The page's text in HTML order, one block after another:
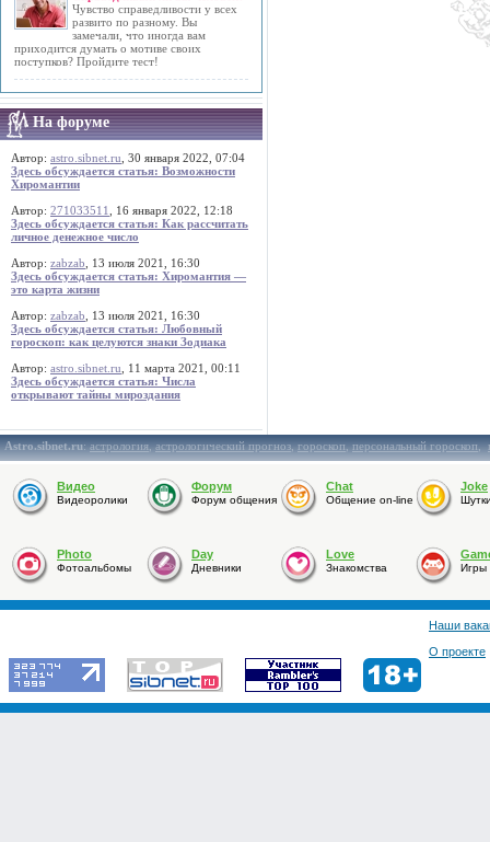
Чувство справедливости у всех
развито по разному. Вы
замечали, что иногда вам
приходится думать о мотиве своих
поступков? Пройдите тест!
На форуме
Автор: astro.sibnet.ru , 30 января 2022, 07:04
Здесь обсуждается статья: Возможности
Хиромантии
Автор: 271033511
, 16 января 2022, 12:18
Здесь обсуждается статья: Как рассчитать
личное денежное число
Автор: zabzab , 13 июля 2021, 16:30
Здесь обсуждается статья: Хиромантия —
это карта жизни
Автор: zabzab , 13 июля 2021, 16:30
Здесь обсуждается статья: Любовный
гороскоп: как целуются знаки Зодиака
Автор: astro.sibnet.ru , 11 марта 2021, 00:11
Здесь обсуждается статья: Числа
открывают тайны мироздания
Astro.sibnet.ru:астрология,астрологический прогноз,гороскоп,персональный гороскоп,
Видео
Видеоролики
Форум
Форум общения
Chat
Общение on-line
Joke
Photo
Фотоальбомы
Day
Дневники
Love
Знакомства Игры
Наши
О проекте